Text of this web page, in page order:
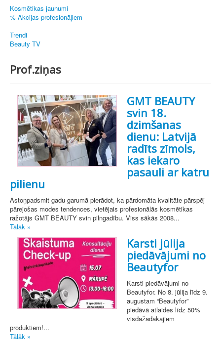
Kosmētikas jaunumi
% Akcijas profesionāļiem
Trendi
Beauty TV
Prof.ziņas
GMT BEAUTY
svin 18.
dzimšanas
dienu: Latvijā
radīts zīmols,
kas iekaro
pasauli ar katru
pilienu
Astoņpadsmit gadu garumā pierādot, ka pārdomāta kvalitāte pārspēj
pārejošas modes tendences, vietējais profesionālās kosmētikas
ražotājs GMT BEAUTY svin pilngadību. Viss sākās 2008...
Tālāk »
Karsti jūlija
piedāvājumi no
Beautyfor
Karsti piedāvājumi no
Beautyfor. No 8. jūlija līdz 9.
augustam “Beautyfor”
piedāvā atlaides līdz 50%
visdažādākajiem
produktiem!...
Tālāk »